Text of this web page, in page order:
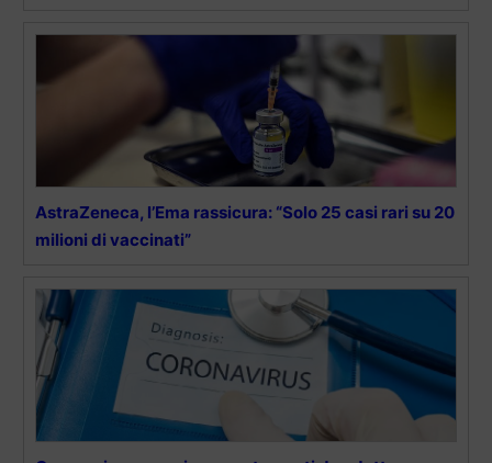
AstraZeneca, l’Ema rassicura: “Solo 25 casi rari su 20
milioni di vaccinati”